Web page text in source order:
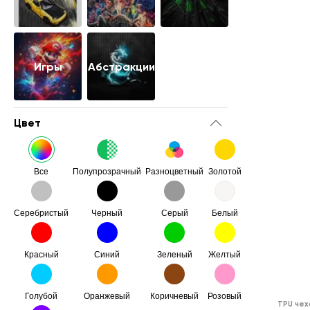
Игры Абстракции
Цвет
Все Полупрозрачный Разноцветный Золотой
Серебристый Черный Серый Белый
Красный Синий Зеленый Желтый
Голубой Оранжевый Коричневый Розовый
TPU